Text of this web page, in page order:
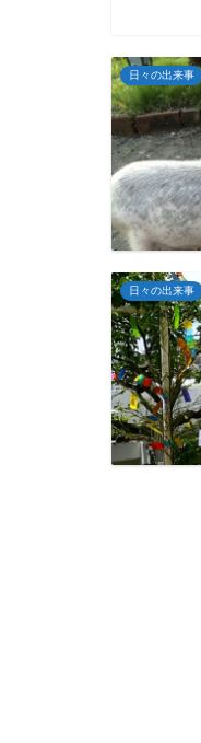
日々の出来事
日々の出来事